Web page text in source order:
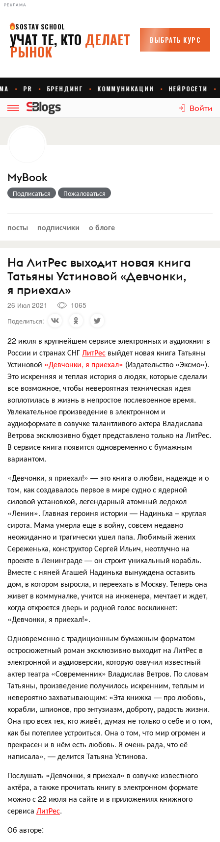
РЕКЛАМА
Войти
MyBook
Подписаться Пожаловаться
посты подписчики о блоге
На ЛитРес выходит новая книга
Татьяны Устиновой «Девчонки,
я приехал»
26 Июл 2021
1065
Поделиться:
22 июля в крупнейшем сервисе электронных и аудиокниг в
России и странах СНГ ЛитРес выйдет новая книга Татьяны
Устиновой «Девчонки, я приехал» (Издательство «Эксмо»).
Это искренняя и теплая история о людях, которые сделали
все возможное, чтобы невероятная техническая идея
воплотилась в жизнь в непростое послевоенное время.
Увлекательное произведение в электронном и
аудиоформате в озвучке талантливого актера Владислава
Ветрова эксклюзивно будет представлено только на ЛитРес.
В сервисе книга появится одновременно с бумажным
вариантом.
«Девчонки, я приехал!» — это книга о любви, надежде и о
том, как создавалось первое в мире судно с ядерной
силовой установкой, легендарный атомный ледокол
«Ленин». Главная героиня истории — Надинька – круглая
сирота. Мама умерла еще в войну, совсем недавно
неожиданно и трагически ушел папа. Любимый жених
Сереженька, конструктор Сергей Ильич, неотлучно на
проекте в Ленинграде — он строит уникальный корабль.
Вместе с няней Агашей Надинька вынуждена оставить
дом, в котором выросла, и переехать в Москву. Теперь она
живет в коммуналке, учится на инженера, мечтает и ждет,
когда откроется дверь и родной голос воскликнет:
«Девчонки, я приехал!».
Одновременно с традиционным бумажным форматом
остросюжетный роман эксклюзивно выходит на ЛитРес в
электронной и аудиоверсии, которую озвучил известный
актер театра «Современник» Владислав Ветров. По словам
Татьяны, произведение получилось искренним, теплым и
невероятно захватывающим: «Эта книжка — про любовь,
корабли, шпионов, про энтузиазм, доброту, радость жизни.
Она про всех тех, кто живёт, думая не только о себе и о том,
как бы потеплее устроиться. Она о том, что мир огромен и
прекрасен и в нём есть любовь. Я очень рада, что её
написала», — делится Татьяна Устинова.
Послушать «Девчонки, я приехал» в озвучке известного
актёра, а также прочитать книгу в электронном формате
можно с 22 июля на сайте и в приложениях книжного
сервиса ЛитРес.
Об авторе: